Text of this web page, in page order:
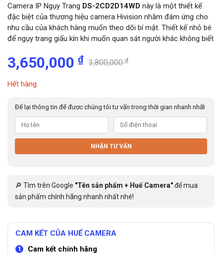
Camera IP Ngụy Trang DS-2CD2D14WD này là một thiết kế
đặc biệt của thương hiệu camera Hivision nhằm đám ứng cho
nhu cầu của khách hàng muốn theo dõi bí mật. Thiết kế nhỏ bé
để ngụy trang giấu kín khi muốn quan sát người khác không biết
3,650,000 ₫ 3,800,000₫
Hết hàng
Để lại thông tin để được chúng tôi tư vấn trong thời gian nhanh nhất
NHẬN TƯ VẤN
🔎 Tìm trên Google "Tên sản phẩm + Huế Camera"để mua
sản phẩm chính hãng nhanh nhất nhé!
CAM KẾT CỦA HUẾ CAMERA
Cam kết chính hãng